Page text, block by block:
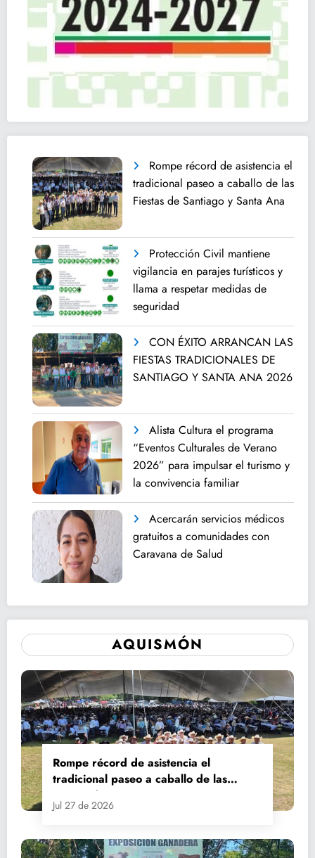
Rompe récord de asistencia el
tradicional paseo a caballo de las
Fiestas de Santiago y Santa Ana
Protección Civil mantiene
vigilancia en parajes turísticos y
llama a respetar medidas de
seguridad
CON ÉXITO ARRANCAN LAS
FIESTAS TRADICIONALES DE
SANTIAGO Y SANTA ANA 2026
Alista Cultura el programa
“Eventos Culturales de Verano
2026” para impulsar el turismo y
la convivencia familiar
Acercarán servicios médicos
gratuitos a comunidades con
Caravana de Salud
AQUISMÓN
Rompe récord de asistencia el
tradicional paseo a caballo de las
Fiestas de Santiago y Santa Ana
Jul 27 de 2026